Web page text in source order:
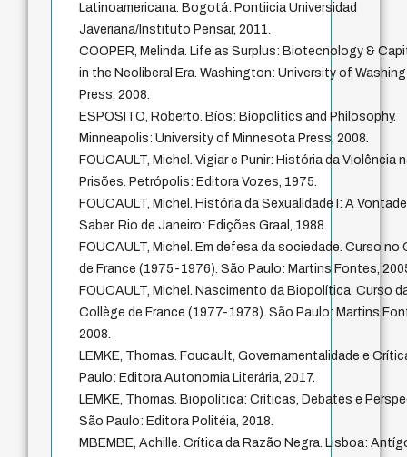
Latinoamericana. Bogotá: Pontiicia Universidad
Javeriana/Instituto Pensar, 2011.
COOPER, Melinda. Life as Surplus: Biotecnology &
in the Neoliberal Era. Washington: University of
Press, 2008.
ESPOSITO, Roberto. Bíos: Biopolitics and Philosophy.
Minneapolis: University of Minnesota Press, 2008.
FOUCAULT, Michel. Vigiar e Punir: História da Violência
Prisões. Petrópolis: Editora Vozes, 1975.
FOUCAULT, Michel. História da Sexualidade I: A
Saber. Rio de Janeiro: Edições Graal, 1988.
FOUCAULT, Michel. Em defesa da sociedade. Curso no
de France (1975-1976). São Paulo: Martins Fontes,
FOUCAULT, Michel. Nascimento da Biopolítica. Curso
Collège de France (1977-1978). São Paulo: Martins
2008.
LEMKE, Thomas. Foucault, Governamentalidade e
Paulo: Editora Autonomia Literária, 2017.
LEMKE, Thomas. Biopolítica: Críticas, Debates e
São Paulo: Editora Politéia, 2018.
MBEMBE, Achille. Crítica da Razão Negra. Lisboa: